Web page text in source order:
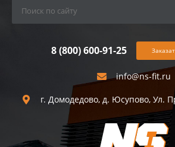
info@ns-fit.ru
8 (800) 600-91-25
г. Домодедово, д. Юсупово, Ул.